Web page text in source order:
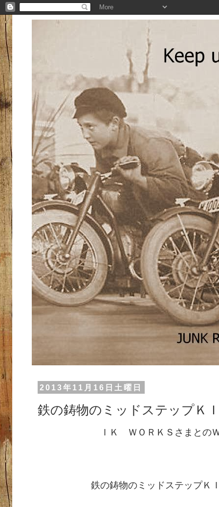
2013年11月16日土曜日
鉄の鋳物のミッドステップＫ
ＩＫ ＷＯＲＫＳさまとの
鉄の鋳物のミッドステップＫ